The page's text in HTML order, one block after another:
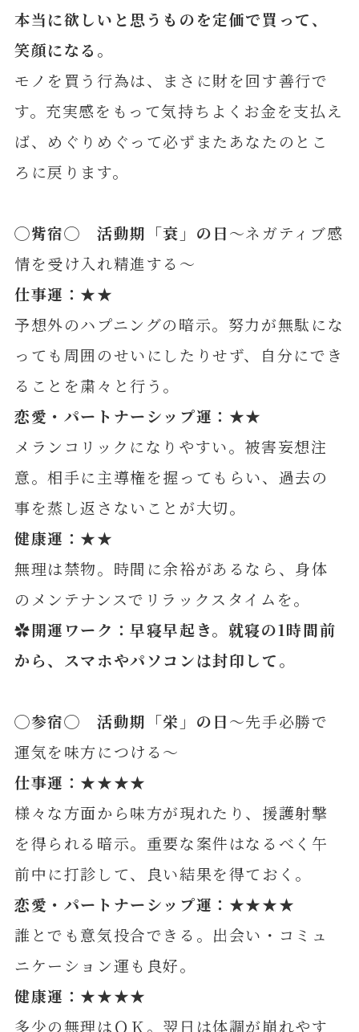
本当に欲しいと思うものを定価で買って、
笑顔になる 。
モノを買う行為は、まさに財を回す善行で
す。充実感をもって気持ちよくお金を支払え
ば、めぐりめぐって必ずまたあなたのとこ
ろに戻ります。
◯觜宿◯ 活動期「衰」の日～ネガティブ感
情を受け入れ精進する～
仕事運：★★
予想外のハプニングの暗示。努力が無駄にな
っても周囲のせいにしたりせず、自分にでき
ることを粛々と行う。
恋愛・パートナーシップ運：★★
メランコリックになりやすい。被害妄想注
意。相手に主導権を握ってもらい、過去の
事を蒸し返さないことが大切。
健康運：★★
無理は禁物。時間に余裕があるなら、身体
のメンテナンスでリラックスタイムを。
✿開運ワーク：早寝早起き。就寝の1時間前
から、スマホやパソコンは封印して。
◯参宿◯ 活動期「栄」の日～先手必勝で
運気を味方につける～
仕事運：★★★★
様々な方面から味方が現れたり、援護射撃
を得られる暗示。重要な案件はなるべく午
前中に打診して、良い結果を得ておく。
恋愛・パートナーシップ運：★★★★
誰とでも意気投合できる。出会い・コミュ
ニケーション運も良好。
健康運：★★★★
多少の無理はＯＫ。翌日は体調が崩れやす